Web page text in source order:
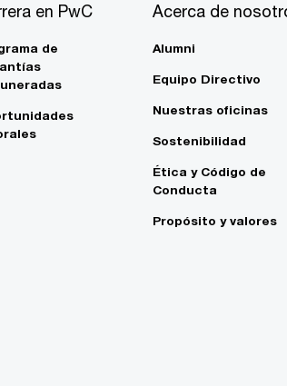
en PwC
de
Acerca de
Alumni
Equipo Directivo
Nuestras oficinas
Sostenibilidad
Ética y Código de
Conducta
Propósito y valores